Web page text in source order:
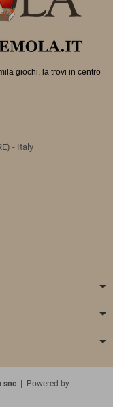
giochi, la trovi in centro
- Italy
snc | Powered by